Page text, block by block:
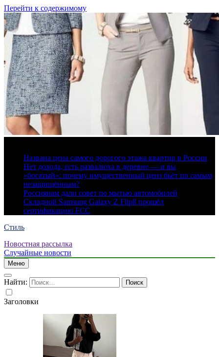
Перейти к содержимому
Названа цена самого дорогого этажа квартир в России
Нет дохода, есть развалюха в деревне — и вы
«богатый»: почему имущественный ценз бьёт по самым
незащищённым?
Россиянам дали совет по мытью автомобилей
Складной Samsung Galaxy Z Flip8 прошёл
сертификацию FCC
Стиль
Новостная рассылка
Случайные новости
Меню
Найти:
Заголовки